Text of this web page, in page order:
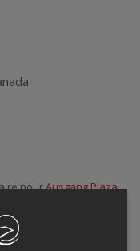
pourAusgang Plaza
veuillez
Plaza